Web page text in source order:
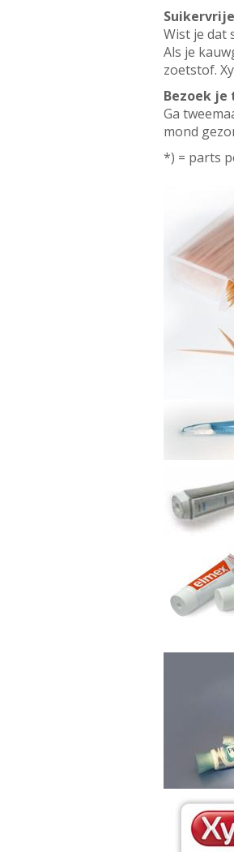
Wist je dat
Als je
zoetstof.
Bezoek
Ga
mond
*) = parts